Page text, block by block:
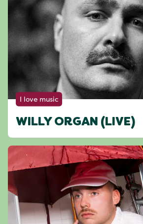
I love music
WILLY ORGAN (LIVE)